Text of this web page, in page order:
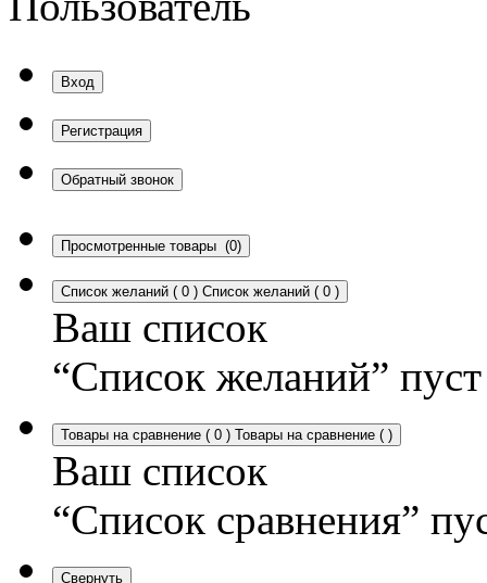
Вход
Регистрация
Обратный звонок
Просмотренные товары (0)
Список желаний ( 0 ) Список желаний ( 0 )
Ваш список
“Список желаний” пуст
Товары на сравнение ( 0 ) Товары на сравнение ( )
Ваш список
“Список сравнения”
Свернуть